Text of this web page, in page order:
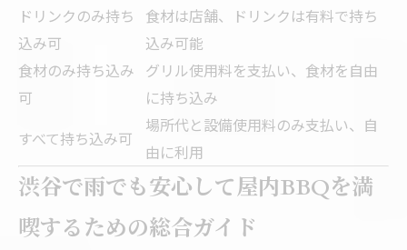
ドリンクのみ持ち
込み可
食材は店舗、ドリンクは有料で持ち
込み可能
食材のみ持ち込み
可
グリル使用料を支払い、食材を自由
に持ち込み
すべて持ち込み可
場所代と設備使用料のみ支払い、自
由に利用
渋谷で雨でも安心して屋内BBQを満
喫するための総合ガイド